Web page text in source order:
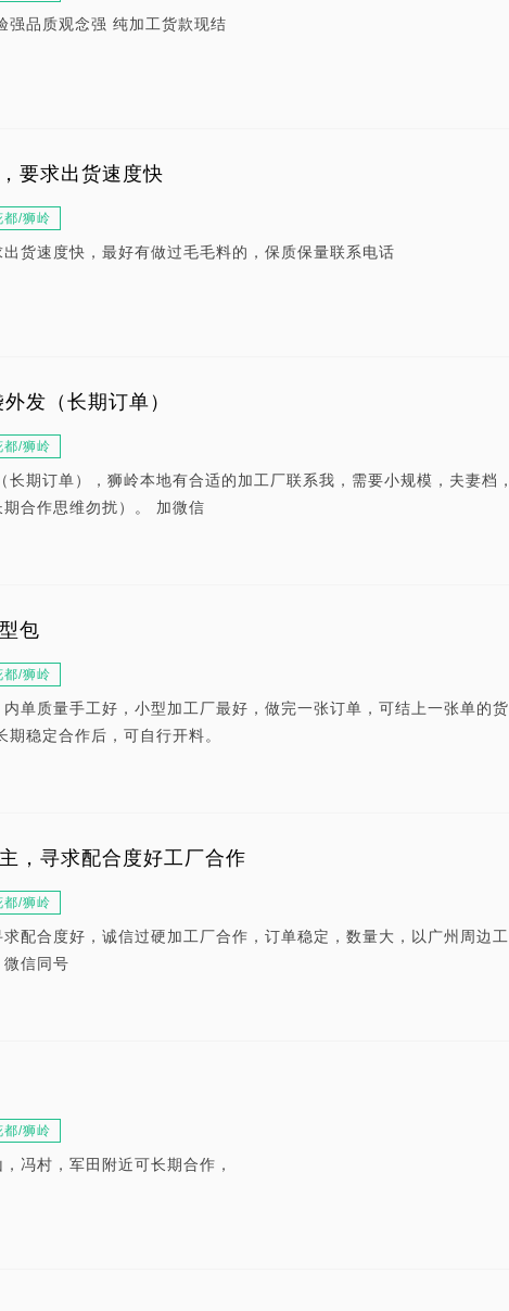
强品质观念强 纯加工货款现结
要求出货速度快
都/狮岭
货速度快，最好有做过毛毛料的，保质保量联系电话
发（长期订单）
都/狮岭
期订单），狮岭本地有合适的加工厂联系我，需要小规模，夫妻档，
合作思维勿扰）。 加微信
包
都/狮岭
单质量手工好，小型加工厂最好，做完一张订单，可结上一张单的货
稳定合作后，可自行开料。
，寻求配合度好工厂合作
都/狮岭
配合度好，诚信过硬加工厂合作，订单稳定，数量大，以广州周边工
信同号
都/狮岭
冯村，军田附近可长期合作，